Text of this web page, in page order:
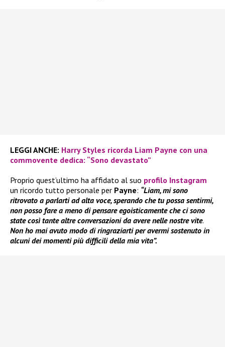
LEGGI ANCHE: Harry Styles ricorda Liam Payne con una
commovente dedica: “Sono devastato”
Proprio quest’ultimo ha affidato al suo profilo Instagram
un ricordo tutto personale per Payne: “Liam, mi sono
ritrovato a parlarti ad alta voce, sperando che tu possa sentirmi,
non posso fare a meno di pensare egoisticamente che ci sono
state così tante altre conversazioni da avere nelle nostre vite.
Non ho mai avuto modo di ringraziarti per avermi sostenuto in
alcuni dei momenti più difficili della mia vita”.